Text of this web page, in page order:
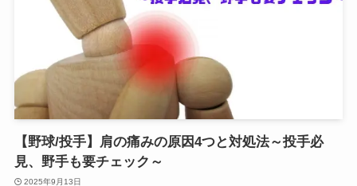
【野球/投手】肩の痛みの原因4つと対処法～投手必
見、野手も要チェック～
2025年9月13日